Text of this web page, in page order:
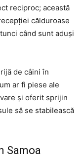
reciproc; această
călduroase
când sunt aduși
de câini în
ar fi piese ale
și oferit sprijin
să se stabilească
Samoa